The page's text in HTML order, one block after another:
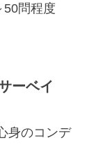
50問程度
ーベイ
身のコンデ